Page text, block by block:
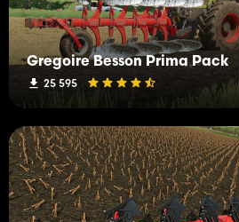
Gregoire Besson Prima Pack
25 595